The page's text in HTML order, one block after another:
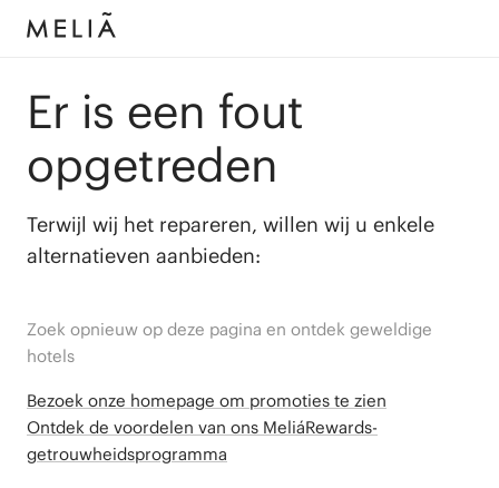
Er is een fout
opgetreden
Terwijl wij het repareren, willen wij u enkele
alternatieven aanbieden:
Zoek opnieuw op deze pagina en ontdek geweldige
hotels
Bezoek onze homepage om promoties te zien
Ontdek de voordelen van ons MeliáRewards-
getrouwheidsprogramma